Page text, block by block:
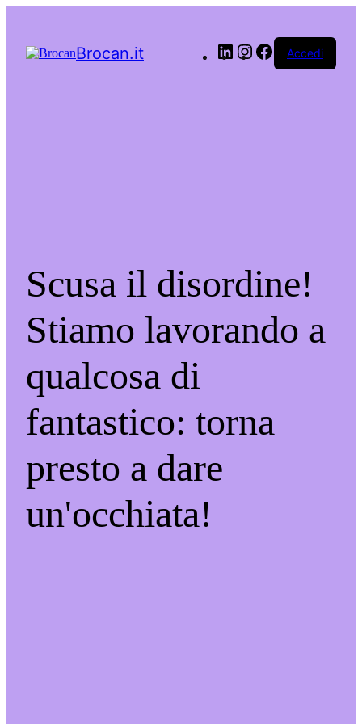
Brocan.it LinkedInInstagram
Facebook
Accedi
Scusa il disordine!
Stiamo lavorando a
qualcosa di
fantastico: torna
presto a dare
un'occhiata!